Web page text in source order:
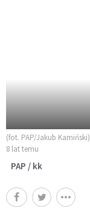
(fot. PAP/Jakub Kamiński)
8 lat temu
PAP / kk